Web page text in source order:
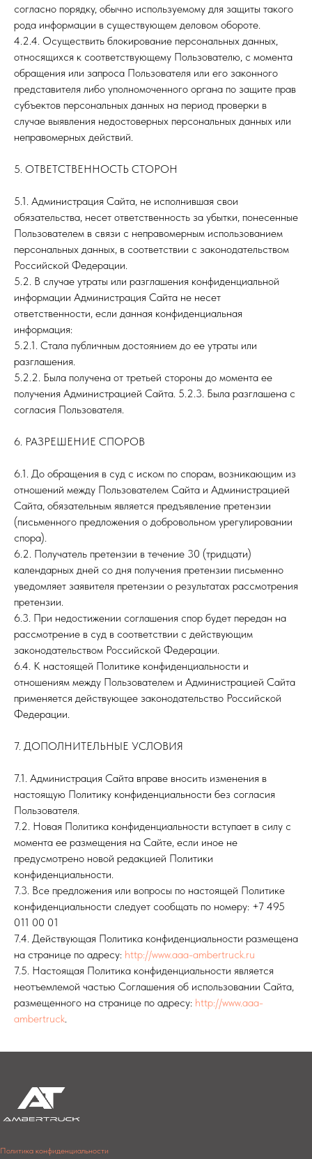
согласно порядку, обычно используемому для защиты такого
рода информации в существующем деловом обороте.
4.2.4. Осуществить блокирование персональных данных,
относящихся к соответствующему Пользователю, с момента
обращения или запроса Пользователя или его законного
представителя либо уполномоченного органа по защите прав
субъектов персональных данных на период проверки в
случае выявления недостоверных персональных данных или
неправомерных действий.
5. ОТВЕТСТВЕННОСТЬ СТОРОН
5.1. Администрация Сайта, не исполнившая свои
обязательства, несет ответственность за убытки, понесенные
Пользователем в связи с неправомерным использованием
персональных данных, в соответствии с законодательством
Российской Федерации.
5.2. В случае утраты или разглашения конфиденциальной
информации Администрация Сайта не несет
ответственности, если данная конфиденциальная
информация:
5.2.1. Стала публичным достоянием до ее утраты или
разглашения.
5.2.2. Была получена от третьей стороны до момента ее
получения Администрацией Сайта. 5.2.3. Была разглашена с
согласия Пользователя.
6. РАЗРЕШЕНИЕ СПОРОВ
6.1. До обращения в суд с иском по спорам, возникающим из
отношений между Пользователем Сайта и Администрацией
Сайта, обязательным является предъявление претензии
(письменного предложения о добровольном урегулировании
спора).
6.2. Получатель претензии в течение 30 (тридцати)
календарных дней со дня получения претензии письменно
уведомляет заявителя претензии о результатах рассмотрения
претензии.
6.3. При недостижении соглашения спор будет передан на
рассмотрение в суд в соответствии с действующим
законодательством Российской Федерации.
6.4. К настоящей Политике конфиденциальности и
отношениям между Пользователем и Администрацией Сайта
применяется действующее законодательство Российской
Федерации.
7. ДОПОЛНИТЕЛЬНЫЕ УСЛОВИЯ
7.1. Администрация Сайта вправе вносить изменения в
настоящую Политику конфиденциальности без согласия
Пользователя.
7.2. Новая Политика конфиденциальности вступает в силу с
момента ее размещения на Сайте, если иное не
предусмотрено новой редакцией Политики
конфиденциальности.
7.3. Все предложения или вопросы по настоящей Политике
конфиденциальности следует сообщать по номеру: +7 495
011 00 01
7.4. Действующая Политика конфиденциальности размещена
на странице по адресу: http://www.aaa-ambertruck.ru
7.5. Настоящая Политика конфиденциальности является
неотъемлемой частью Соглашения об использовании Сайта,
размещенного на странице по адресу: http://www.aaa-
ambertruck.
Политика конфиденциальности